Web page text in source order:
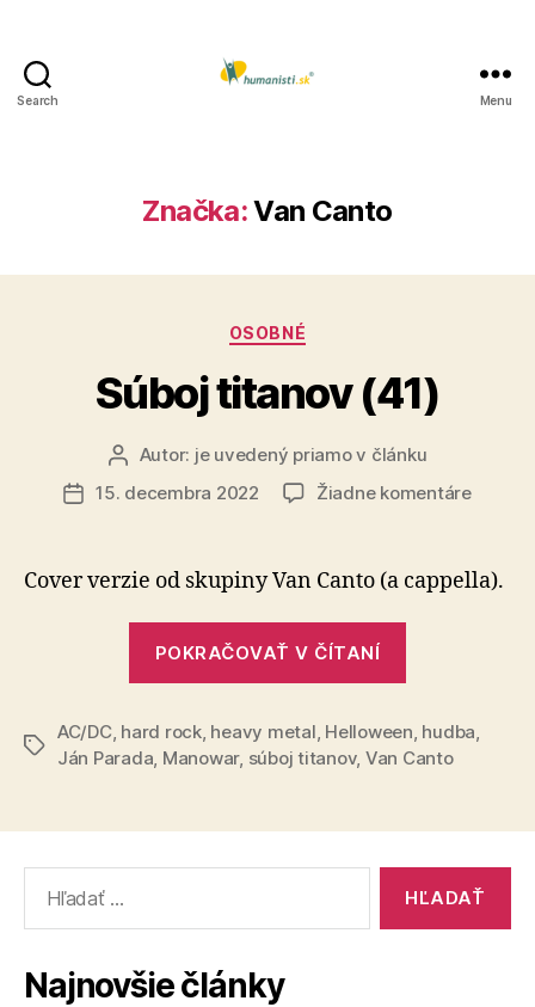
Search Menu
Značka:Van Canto
Kategórie
OSOBNÉ
Súboj titanov (41)
Autor
článku
Autor: je uvedený priamo v článku
Dátum
15. decembra 2022 Žiadne komentárena
(41)
Cover verzie od skupiny Van Canto (a cappella).
POKRAČOVAŤ V ČÍTANÍ
Značky
AC/DC, hard rock, heavy metal, Helloween, hudba,
Ján Parada, Manowar, súboj titanov, Van Canto
Najnovšie články